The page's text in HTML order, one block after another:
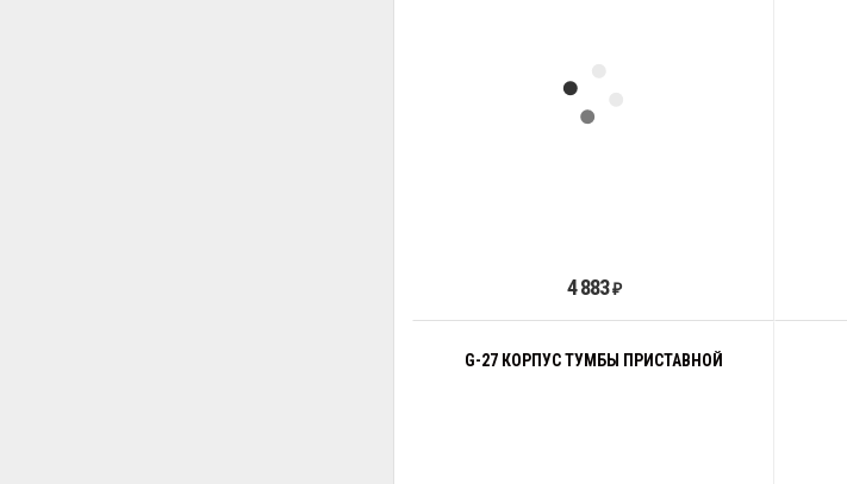
4 883 ₽
G-27 КОРПУС ТУМБЫ ПРИСТАВНОЙ